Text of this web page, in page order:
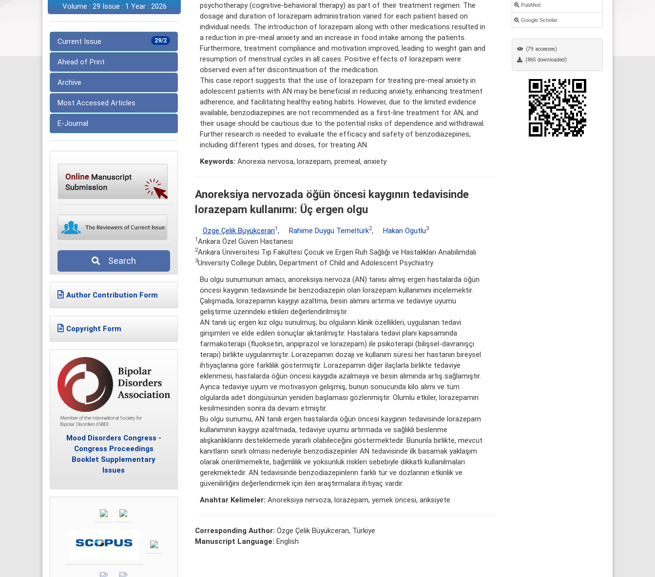
Volume : 29 Issue : 1 Year : 2026
29/2
Current Issue
Ahead of Print
Archive
Most Accessed Articles
E-Journal
Search
Author Contribution Form
Copyright Form
Mood Disorders Congress -
Congress Proceedings
Booklet Supplementary
Issues
psychotherapy (cognitive-behavioral therapy) as part of their treatment regimen. The
dosage and duration of lorazepam administration varied for each patient based on
individual needs. The introduction of lorazepam along with other medications resulted in
a reduction in pre-meal anxiety and an increase in food intake among the patients.
Furthermore, treatment compliance and motivation improved, leading to weight gain and
resumption of menstrual cycles in all cases. Positive effects of lorazepam were
observed even after discontinuation of the medication.
This case report suggests that the use of lorazepam for treating pre-meal anxiety in
adolescent patients with AN may be beneficial in reducing anxiety, enhancing treatment
adherence, and facilitating healthy eating habits. However, due to the limited evidence
available, benzodiazepines are not recommended as a first-line treatment for AN, and
their usage should be cautious due to the potential risks of dependence and withdrawal.
Further research is needed to evaluate the efficacy and safety of benzodiazepines,
including different types and doses, for treating AN.
Keywords: Anorexia nervosa, lorazepam, premeal, anxiety
Anoreksiya nervozada öğün öncesi kaygının tedavisinde
lorazepam kullanımı: Üç ergen olgu
Özge Çelik Büyükceran1, Rahime Duygu Temeltürk2, Hakan Ogutlu3
1Ankara Özel Güven Hastanesi
2Ankara Üniversitesi Tıp Fakültesi Çocuk ve Ergen Ruh Sağlığı ve Hastalıkları Anabilimdalı
3University College Dublin, Department of Child and Adolescent Psychiatry
Bu olgu sunumunun amacı, anoreksiya nervoza (AN) tanısı almış ergen hastalarda öğün
öncesi kaygının tedavisinde bir benzodiazepin olan lorazepam kullanımını incelemektir.
Çalışmada, lorazepamın kaygıyı azaltma, besin alımını artırma ve tedaviye uyumu
geliştirme üzerindeki etkileri değerlendirilmiştir.
AN tanılı üç ergen kız olgu sunulmuş; bu olguların klinik özellikleri, uygulanan tedavi
girişimleri ve elde edilen sonuçlar aktarılmıştır. Hastalara tedavi planı kapsamında
farmakoterapi (fluoksetin, aripiprazol ve lorazepam) ile psikoterapi (bilişsel-davranışçı
terapi) birlikte uygulanmıştır. Lorazepamın dozajı ve kullanım süresi her hastanın bireysel
ihtiyaçlarına göre farklılık göstermiştir. Lorazepamın diğer ilaçlarla birlikte tedaviye
eklenmesi, hastalarda öğün öncesi kaygıda azalmaya ve besin alımında artış sağlamıştır.
Ayrıca tedaviye uyum ve motivasyon gelişmiş, bunun sonucunda kilo alımı ve tüm
olgularda adet döngüsünün yeniden başlaması gözlenmiştir. Olumlu etkiler, lorazepamın
kesilmesinden sonra da devam etmiştir.
Bu olgu sunumu, AN tanılı ergen hastalarda öğün öncesi kaygının tedavisinde lorazepam
kullanımının kaygıyı azaltmada, tedaviye uyumu artırmada ve sağlıklı beslenme
alışkanlıklarını desteklemede yararlı olabileceğini göstermektedir. Bununla birlikte, mevcut
kanıtların sınırlı olması nedeniyle benzodiazepinler AN tedavisinde ilk basamak yaklaşım
olarak önerilmemekte, bağımlılık ve yoksunluk riskleri sebebiyle dikkatli kullanılmaları
gerekmektedir. AN tedavisinde benzodiazepinlerin farklı tür ve dozlarının etkinlik ve
güvenilirliğini değerlendirmek için ileri araştırmalara ihtiyaç vardır.
Anahtar Kelimeler: Anoreksiya nervoza, lorazepam, yemek öncesi, anksiyete
Corresponding Author: Özge Çelik Büyükceran, Türkiye
Manuscript Language: English
PubMed
Google Scholar
(79 accesses)
(865 downloaded)